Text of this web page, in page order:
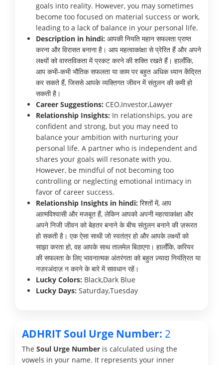
goals into reality. However, you may sometimes
become too focused on material success or work,
leading to a lack of balance in your personal life.
Description in hindi: आपकी नियति महान सफलता प्राप्त
करना और विरासत बनाना है। आप महत्वाकांक्षा से प्रेरित हैं और अपने
लक्ष्यों को वास्तविकता में प्रकट करने की शक्ति रखते हैं। हालाँकि,
आप कभी-कभी भौतिक सफलता या काम पर बहुत अधिक ध्यान केंद्रित
कर सकते हैं, जिससे आपके व्यक्तिगत जीवन में संतुलन की कमी हो
सकती है।
Career Suggestions: CEO,Investor,Lawyer
Relationship Insights: In relationships, you are
confident and strong, but you may need to
balance your ambition with nurturing your
personal life. A partner who is independent and
shares your goals will resonate with you.
However, be mindful of not becoming too
controlling or neglecting emotional intimacy in
favor of career success.
Relationship Insights in hindi: रिश्तों में, आप
आत्मविश्वासी और मजबूत हैं, लेकिन आपको अपनी महत्वाकांक्षा और
अपने निजी जीवन को बेहतर बनाने के बीच संतुलन बनाने की ज़रूरत
हो सकती है। एक ऐसा साथी जो स्वतंत्र हो और आपके लक्ष्यों को
साझा करता हो, वह आपके साथ तालमेल बिठाएगा। हालाँकि, करियर
की सफलता के लिए भावनात्मक अंतरंगता को बहुत ज़्यादा नियंत्रित या
नज़रअंदाज़ न करने के बारे में सावधान रहें।
Lucky Colors: Black,Dark Blue
Lucky Days: Saturday,Tuesday
ADHRIT Soul Urge Number: 2
The Soul Urge Number is calculated using the
vowels in your name. It represents your inner